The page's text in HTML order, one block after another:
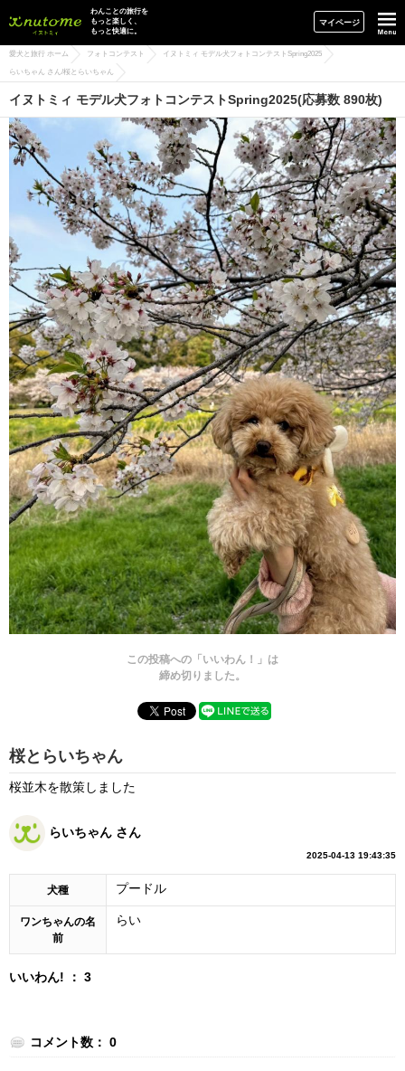
イヌトミィ
わんことの旅行を
もっと楽しく、
もっと快適に。
マイページ
愛犬と旅行 ホーム フォトコンテスト イヌトミィ モデル犬フォトコンテストSpring2025
らいちゃん さん/桜とらいちゃん
イヌトミィ モデル犬フォトコンテストSpring2025(応募数 890枚)
この投稿への「いいわん！」は
締め切りました。
桜とらいちゃん
桜並木を散策しました
らいちゃん さん
2025-04-13 19:43:35
犬種 プードル
ワンちゃんの名
前
らい
いいわん! ： 3
コメント数： 0